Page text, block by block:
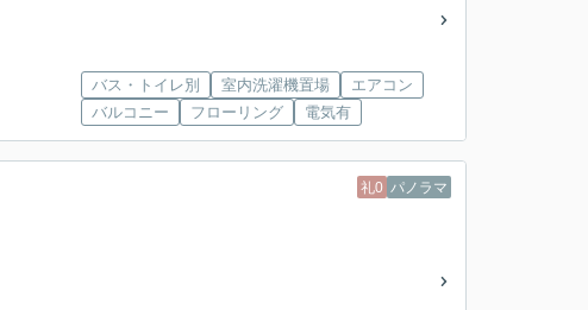
バス・トイレ別 室内洗濯機置場
エアコン
バルコニー
フローリング 電気有
礼0 パノラマ